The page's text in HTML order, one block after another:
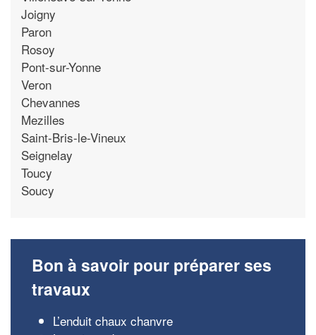
Joigny
Paron
Rosoy
Pont-sur-Yonne
Veron
Chevannes
Mezilles
Saint-Bris-le-Vineux
Seignelay
Toucy
Soucy
Bon à savoir pour préparer ses
travaux
L’enduit chaux chanvre